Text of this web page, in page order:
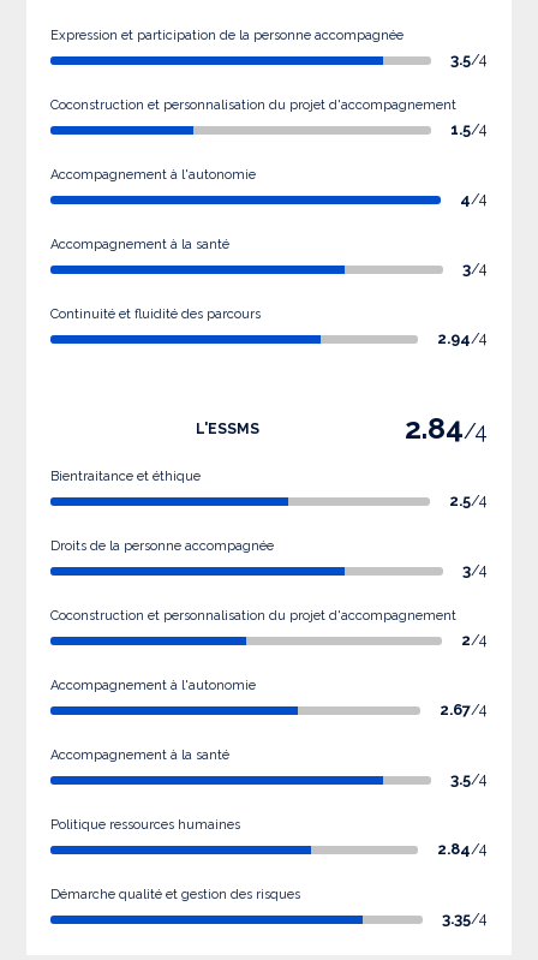
Expression et participation de la personne accompagnée
3.5/4
Coconstruction et personnalisation du projet d'accompagnement
1.5/4
Accompagnement à l'autonomie
4/4
Accompagnement à la santé
3/4
Continuité et fluidité des parcours
2.94/4
L'ESSMS 2.84/4
Bientraitance et éthique
2.5/4
Droits de la personne accompagnée
3/4
Coconstruction et personnalisation du projet d'accompagnement
2/4
Accompagnement à l'autonomie
2.67/4
Accompagnement à la santé
3.5/4
Politique ressources humaines
2.84/4
Démarche qualité et gestion des risques
3.35/4